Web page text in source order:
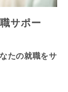
サポー
たの就職をサ